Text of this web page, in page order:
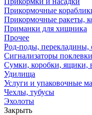
Прикормочные
Прикормочные ракеты,
Приманки для хищника
Прочее
Род-поды, перекладины,
Сигнализаторы поклевки
Сумки, коробки, ящики,
Удилища
Услуги и упаковочные
Чехлы, тубусы
Эхолоты
Закрыть